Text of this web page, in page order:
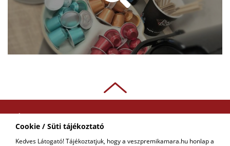
Cookie / Süti tájékoztató
Kedves Látogató! Tájékoztatjuk, hogy a veszpremikamara.hu honlap a